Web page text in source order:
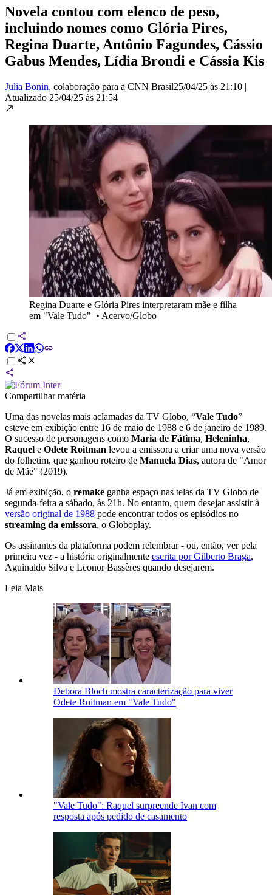
Novela contou com elenco de peso,
incluindo nomes como Glória Pires,
Regina Duarte, Antônio Fagundes, Cássio
Gabus Mendes, Lídia Brondi e Cássia Kis
Julia Bonin, colaboração para a CNN Brasil25/04/25 às 21:10 |
Atualizado 25/04/25 às 21:54
Regina Duarte e Glória Pires interpretaram mãe e filha
em "Vale Tudo" • Acervo/Globo
Compartilhar matéria
Uma das novelas mais aclamadas da TV Globo, “Vale Tudo”
esteve em exibição entre 16 de maio de 1988 e 6 de janeiro de 1989.
O sucesso de personagens como Maria de Fátima, Heleninha,
Raquel e Odete Roitman levou a emissora a criar uma nova versão
do folhetim, que ganhou roteiro de Manuela Dias, autora de "Amor
de Mãe" (2019).
Já em exibição, o remake ganha espaço nas telas da TV Globo de
segunda-feira a sábado, às 21h. No entanto, quem desejar assistir à
versão original de 1988 pode encontrar todos os episódios no
streaming da emissora, o Globoplay.
Os assinantes da plataforma podem relembrar - ou, então, ver pela
primeira vez - a história originalmente escrita por Gilberto Braga,
Aguinaldo Silva e Leonor Bassères quando desejarem.
Leia Mais
Debora Bloch mostra caracterização para viver
Odete Roitman em "Vale Tudo"
"Vale Tudo": Raquel surpreende Ivan com
resposta após pedido de casamento